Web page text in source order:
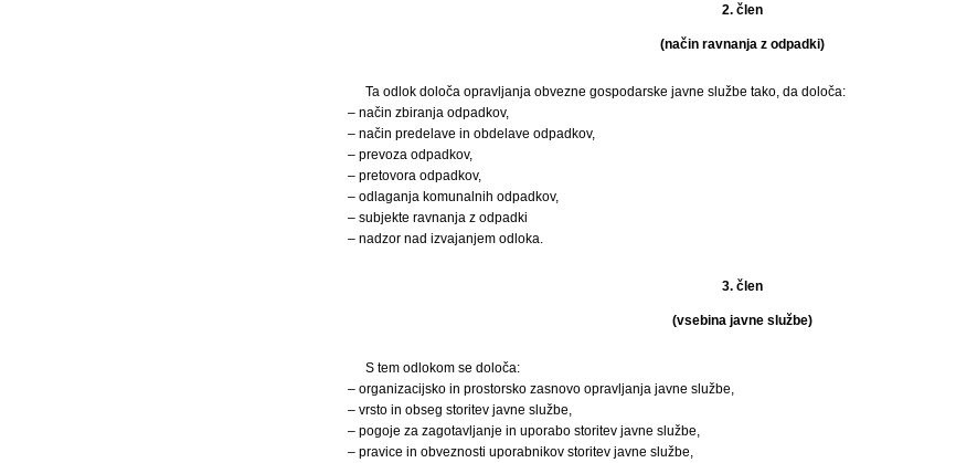
2. člen
(način ravnanja z odpadki)
Ta odlok določa opravljanja obvezne gospodarske javne službe tako, da določa:
– način zbiranja odpadkov,
– način predelave in obdelave odpadkov,
– prevoza odpadkov,
– pretovora odpadkov,
– odlaganja komunalnih odpadkov,
– subjekte ravnanja z odpadki
– nadzor nad izvajanjem odloka.
3. člen
(vsebina javne službe)
S tem odlokom se določa:
– organizacijsko in prostorsko zasnovo opravljanja javne službe,
– vrsto in obseg storitev javne službe,
– pogoje za zagotavljanje in uporabo storitev javne službe,
– pravice in obveznosti uporabnikov storitev javne službe,